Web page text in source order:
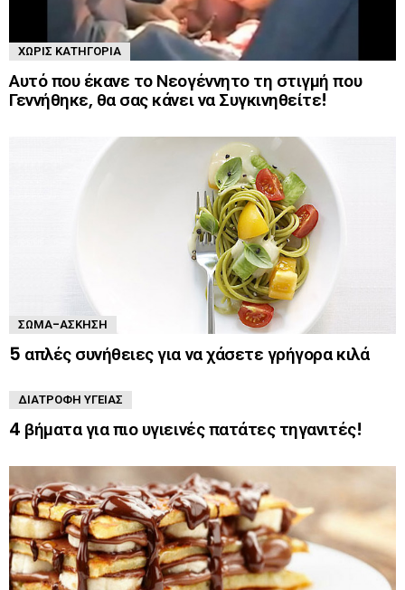
ΧΩΡΊΣ ΚΑΤΗΓΟΡΊΑ
Αυτό που έκανε το Νεογέννητο τη στιγμή που
Γεννήθηκε, θα σας κάνει να Συγκινηθείτε!
ΣΏΜΑ-ΆΣΚΗΣΗ
5 απλές συνήθειες για να χάσετε γρήγορα κιλά
ΔΙΑΤΡΟΦΉ ΥΓΕΊΑΣ
4 βήματα για πιο υγιεινές πατάτες τηγανιτές!